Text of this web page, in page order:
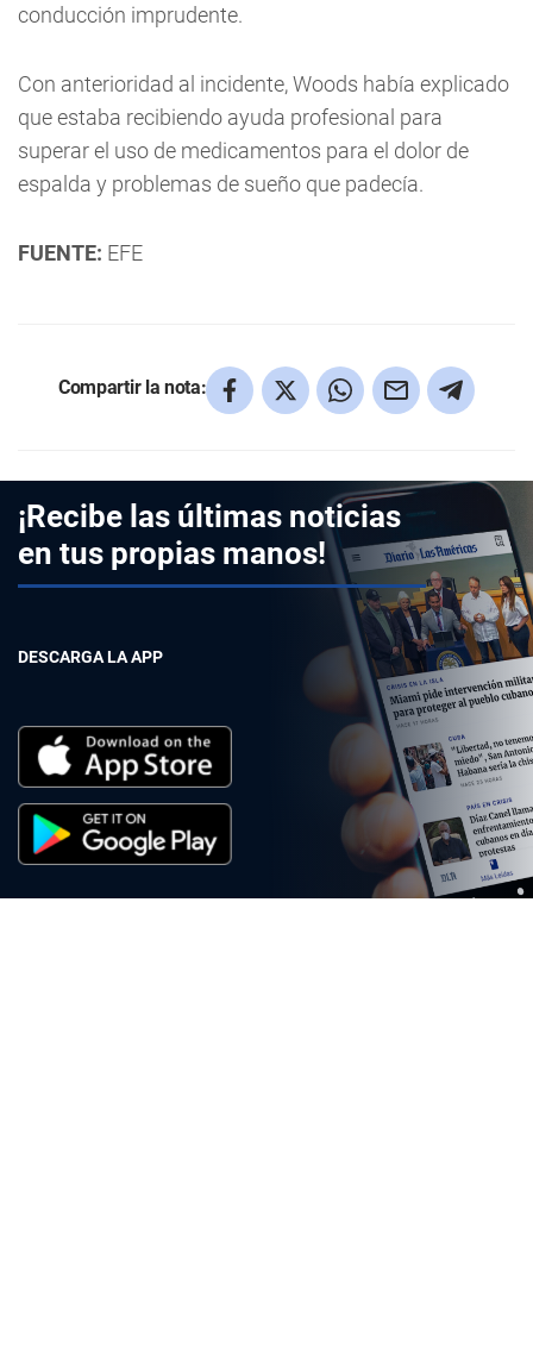
conducción imprudente.
Con anterioridad al incidente, Woods había explicado
que estaba recibiendo ayuda profesional para
superar el uso de medicamentos para el dolor de
espalda y problemas de sueño que padecía.
FUENTE: EFE
Compartir la nota:
¡Recibe las últimas noticias
en tus propias manos!
DESCARGA LA APP